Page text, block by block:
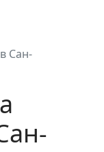
Сан-